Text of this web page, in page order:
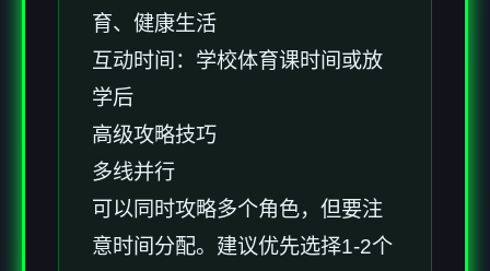
育、健康生活
互动时间：学校体育课时间或放
学后
高级攻略技巧
多线并行
可以同时攻略多个角色，但要注
意时间分配。建议优先选择1-2个